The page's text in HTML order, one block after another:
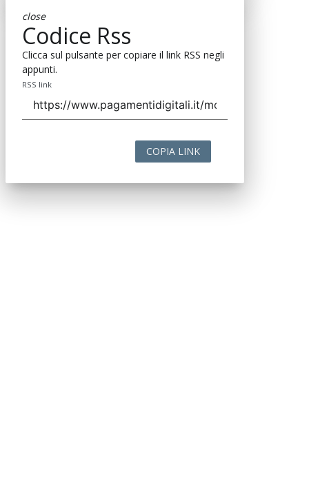
close
Codice Rss
Clicca sul pulsante per copiare il link RSS negli
appunti.
RSS link
COPIA LINK